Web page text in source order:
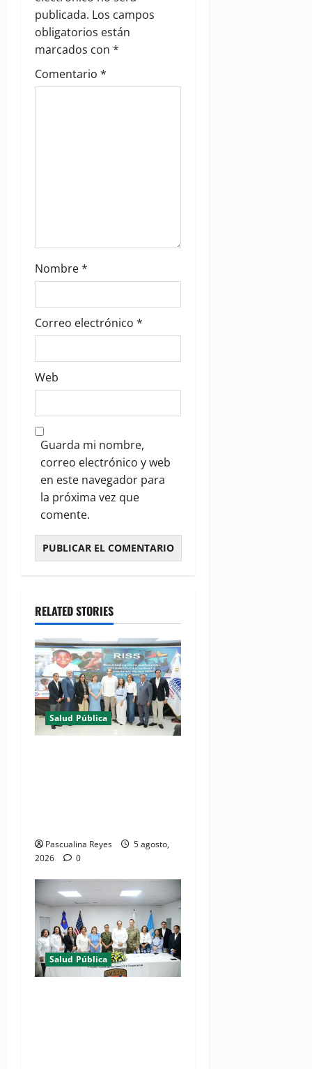
publicada. Los campos
obligatorios están
marcados con *
Comentario *
Nombre*
Correo electrónico *
Web
Guarda mi nombre,
correo electrónico y web
en este navegador para
la próxima vez que
comente.
RELATED STORIES
Salud Pública
Pascualina Reyes
5 agosto,
2026
0
Salud Pública